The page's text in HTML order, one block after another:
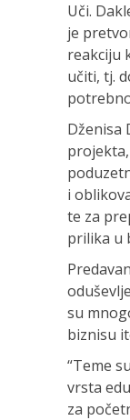
Uči.
je
reakciju
učiti, tj.
Dženisa
i
te za
prilika u
su
biznisu
“Teme
vrsta
za